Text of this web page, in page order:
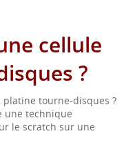
cellule
?
tourne-disques ?
une technique
le scratch sur une